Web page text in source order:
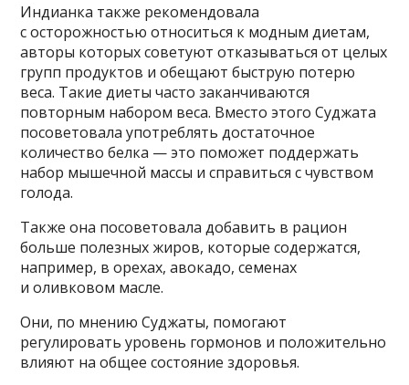
Индианка также рекомендовала
с осторожностью относиться к модным диетам,
авторы которых советуют отказываться от целых
групп продуктов и обещают быструю потерю
веса. Такие диеты часто заканчиваются
повторным набором веса. Вместо этого Суджата
посоветовала употреблять достаточное
количество белка — это поможет поддержать
набор мышечной массы и справиться с чувством
голода.
Также она посоветовала добавить в рацион
больше полезных жиров, которые содержатся,
например, в орехах, авокадо, семенах
и оливковом масле.
Они, по мнению Суджаты, помогают
регулировать уровень гормонов и положительно
влияют на общее состояние здоровья.